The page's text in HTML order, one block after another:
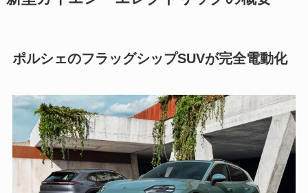
ポルシェのフラッグシップSUVが完全電動化